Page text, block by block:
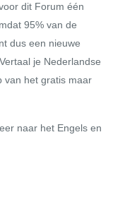
dit Forum één
95% van de
dus een nieuwe
je Nederlandse
van het gratis maar
naar het Engels en